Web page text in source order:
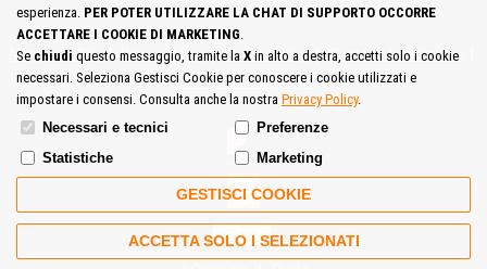
Mappa del Sito Privacy Policy Cookie Policy
Contatta la redazione
Cosa pensi del portale
esperienza. PER POTER UTILIZZARE LA CHAT DI SUPPORTO OCCORRE
ACCETTARE I COOKIE DI MARKETING.
Se chiudi questo messaggio, tramite la X in alto a destra, accetti solo i cookie
necessari. Seleziona Gestisci Cookie per conoscere i cookie utilizzati e
impostare i consensi. Consulta anche la nostra Privacy Policy.
Necessari e tecnici
Preferenze
Statistiche
Marketing
GESTISCI COOKIE
ACCETTA SOLO I SELEZIONATI